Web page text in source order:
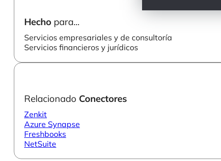
Hecho para...
Servicios empresariales y de consultoría
Servicios financieros y jurídicos
Relacionado Conectores
Zenkit
Azure Synapse
Freshbooks
NetSuite